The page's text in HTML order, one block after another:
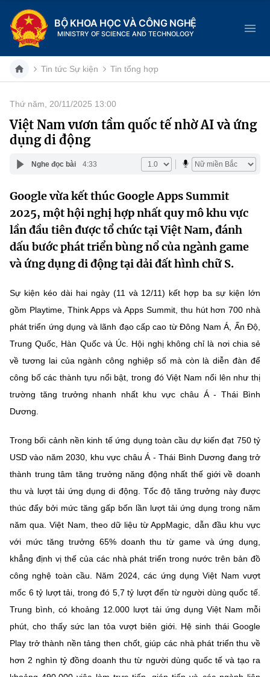
BỘ KHOA HỌC VÀ CÔNG NGHỆ
MINISTRY OF SCIENCE AND TECHNOLOGY
Danh mục
Trang chủ
Giới thiệu
Chức năng nhiệm vụ
Cơ cấu tổ chức
Lịch sử phát triển
Sở Khoa học và Công nghệ
Tin tức sự kiện
Khoa học và Công nghệ
Đổi mới sáng tạo
Chuyển đổi số
Bưu chính, Viễn thông
Sở hữu trí tuệ
Tiêu chuẩn, đo lường, chất lượng
Tin tổng hợp
Dịch vụ công
Hệ thống văn bản
Văn bản chỉ đạo điều hành
Lấy ý kiến người dân về dự thảo VBQPPL
THỐNG KÊ
Khoa học và Công nghệ
Chuyển đổi số
Sở hữu trí tuệ
Tiêu chuẩn, đo lường, chất lượng
Multimedia
THƯ ĐIỆN TỬ
Khác
Videos
Infographic
Voice
Nhiệm vụ trọng tâm
Chọn ngôn ngữ
Vietnamese English
BỘ KHOA HỌC VÀ CÔNG NGHỆ
MINISTRY OF SCIENCE AND TECHNOLOGY
Điều khoản sử dụng
Tin tức Sự kiện Tin tổng hợp
Thứ năm, 20/11/2025 13:00
Việt Nam vươn tầm quốc tế nhờ AI và ứng
dụng di động
Nghe đọc bài 4:33
Google vừa kết thúc Google Apps Summit
2025, một hội nghị hợp nhất quy mô khu vực
lần đầu tiên được tổ chức tại Việt Nam, đánh
dấu bước phát triển bùng nổ của ngành game
và ứng dụng di động tại dải đất hình chữ S.
Sự kiện kéo dài hai ngày (11 và 12/11) kết hợp ba sự kiện lớn
gồm Playtime, Think Apps và Apps Summit, thu hút hơn 700 nhà
phát triển ứng dụng và lãnh đạo cấp cao từ Đông Nam Á, Ấn Độ,
Trung Quốc, Hàn Quốc và Úc. Hội nghị không chỉ là nơi chia sẻ
về tương lai của ngành công nghiệp số mà còn là diễn đàn để
công bố các thành tựu nổi bật, trong đó Việt Nam nổi lên như thị
trường tăng trưởng nhanh nhất khu vực châu Á - Thái Bình
Dương.
Trong bối cảnh nền kinh tế ứng dụng toàn cầu dự kiến đạt 750 tỷ
USD vào năm 2030, khu vực châu Á - Thái Bình Dương đang trở
thành trung tâm tăng trưởng năng động nhất thế giới về doanh
thu và lượt tải ứng dụng di động. Tốc độ tăng trưởng này được
thúc đẩy bởi mức tăng gấp bốn lần lượt tải ứng dụng trong năm
năm qua. Việt Nam, theo dữ liệu từ AppMagic, dẫn đầu khu vực
với mức tăng trưởng 65% doanh thu từ game và ứng dụng,
khẳng định vị thế của các nhà phát triển trong nước trên bản đồ
công nghệ toàn cầu. Năm 2024, các ứng dụng Việt Nam vượt
mốc 6 tỷ lượt tải, trong đó 5,7 tỷ lượt đến từ người dùng quốc tế.
Trung bình, có khoảng 12.000 lượt tải ứng dụng Việt Nam mỗi
phút, cho thấy sức lan tỏa vượt biên giới. Hệ sinh thái Google
Play trở thành nền tảng then chốt, giúp các nhà phát triển thu về
hơn 2 nghìn tỷ đồng doanh thu từ người dùng quốc tế và tạo ra